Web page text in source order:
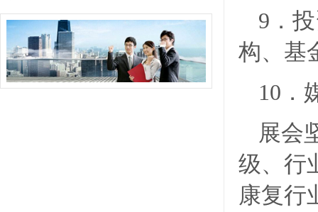
9．
构、基
10．
展会
级、行
康复行